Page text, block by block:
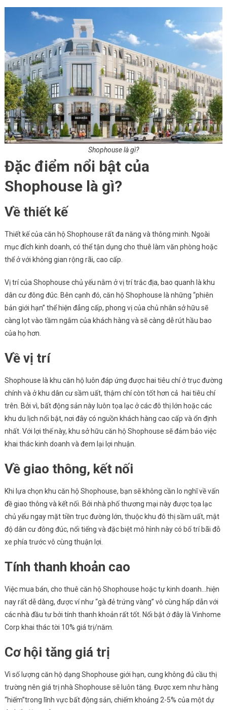
Shophouse là gì?
Đặc điểm nổi bật của
Shophouse là gì?
Về thiết kế
Thiết kế của căn hộ Shophouse rất đa năng và thông minh. Ngoài
mục đích kinh doanh, có thể tận dụng cho thuê làm văn phòng hoặc
thể ở với không gian rộng rãi, cao cấp.
Vị trí của Shophouse chủ yếu nằm ở vị trí trắc địa, bao quanh là khu
dân cư đông đúc. Bên cạnh đó, căn hộ Shophouse là những “phiên
bản giới hạn” thể hiện đẳng cấp, phong vị của chủ nhân sở hữu sẽ
càng lọt vào tầm ngắm của khách hàng và sẽ càng dễ rút hầu bao
của họ hơn.
Về vị trí
Shophouse là khu căn hộ luôn đáp ứng được hai tiêu chí ở trục đường
chính và ở khu dân cư sầm uất, thậm chí còn tốt hơn cả hai tiêu chí
trên. Bởi vì, bất động sản này luôn tọa lạc ở các đô thị lớn hoặc các
khu du lịch nổi bật, nơi đây có nguồn khách hàng cao cấp và ổn định
nhất. Với lợi thế này, khu sở hữu căn hộ Shophouse sẽ đảm bảo việc
khai thác kinh doanh và đem lại lợi nhuận.
Về giao thông, kết nối
Khi lựa chọn khu căn hộ Shophouse, bạn sẽ không cần lo nghĩ về vấn
đề giao thông và kết nối. Bởi nhà phố thương mại này được tọa lạc
chủ yếu ngay mặt tiền trục đường lớn, thuộc khu đô thị sầm uất, mật
độ dân cư đông đúc, nổi tiếng và đặc biệt mô hình này có bố trí bãi đỗ
xe phía trước vô cùng thuận lợi.
Tính thanh khoản cao
Việc mua bán, cho thuê căn hộ Shophouse hoặc tự kinh doanh…hiện
nay rất dễ dàng, được ví như “gà đẻ trứng vàng” vô cùng hấp dẫn với
các nhà đầu tư bởi tính thanh khoản rất tốt. Nổi bật ở đây là Vinhome
Corp khai thác tời 10% giá trị/năm.
Cơ hội tăng giá trị
Vì số lượng căn hộ dạng Shophouse giới hạn, cung không đủ cầu thị
trường nên giá trị nhà Shophouse sẽ luôn tăng. Được xem như hàng
“hiếm”trong lĩnh vực bất động sản, chiếm khoảng 2-5% của một dự